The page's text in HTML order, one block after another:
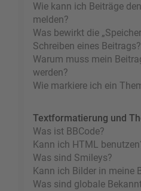
Wie kann ich Beiträge
melden?
Was bewirkt die
Schreiben eines Beitrags?
Warum muss mein
werden?
Wie markiere ich ein
Textformatierung und
Was ist BBCode?
Kann ich HTML
Was sind Smileys?
Kann ich Bilder in meine
Was sind globale